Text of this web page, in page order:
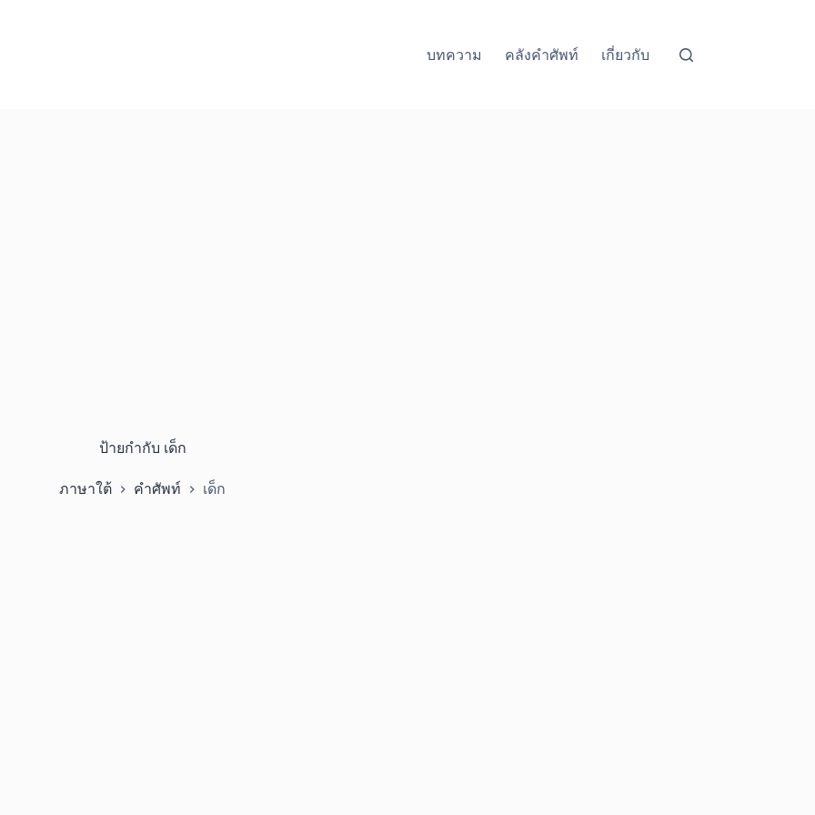
บทความ คลังคำศัพท์ เกี่ยวกับ
ป้ายกำกับ เด็ก
ภาษาใต้ คำศัพท์ เด็ก